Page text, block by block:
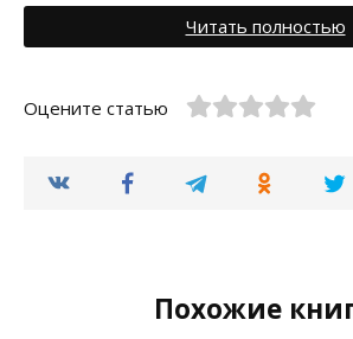
Читать полностью
Оцените статью
Похожие